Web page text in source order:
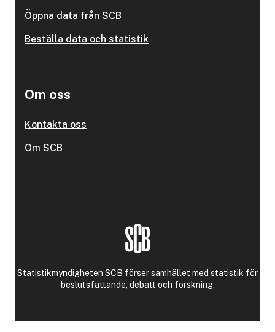
Öppna data från SCB
Beställa data och statistik
Om oss
Kontakta oss
Om SCB
Statistikmyndigheten SCB förser samhället med statistik för
beslutsfattande, debatt och forskning.